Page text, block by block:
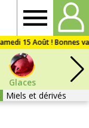
Glaces
Miels et dérivés